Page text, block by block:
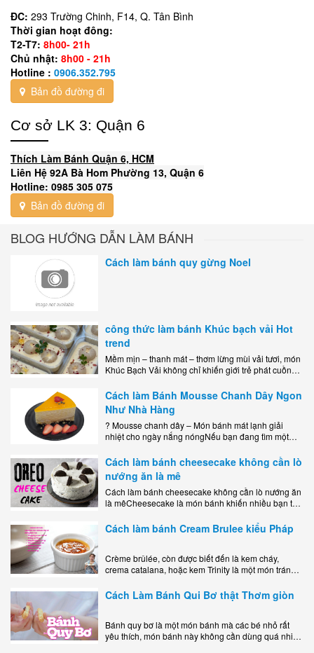
ĐC: 293 Trường Chinh, F14, Q. Tân Bình
Thời gian hoạt đông:
T2-T7: 8h00- 21h
Chủ nhật: 8h00 - 21h
Hotline : 0906.352.795
Bản đồ đường đi
Cơ sở LK 3: Quận 6
Thích Làm Bánh Quận 6, HCM
Liên Hệ 92A Bà Hom Phường 13, Quận 6
Hotline: 0985 305 075
Bản đồ đường đi
BLOG HƯỚNG DẪN LÀM BÁNH
Cách làm bánh quy gừng Noel
công thức làm bánh Khúc bạch vải Hot
trend
Mềm mịn – thanh mát – thơm lừng mùi vải tươi, món
Khúc Bạch Vải không chỉ khiến giới trẻ phát cuồng
Cách làm Bánh Mousse Chanh Dây Ngon
Như Nhà Hàng
? Mousse chanh dây – Món bánh mát lạnh giải
nhiệt cho ngày nắng nóngNếu bạn đang tìm một
dễ..
Cách làm bánh cheesecake không cần lò
nướng ăn là mê
Cách làm bánh cheesecake không cần lò nướng ăn
là mêCheesecake là món bánh khiến nhiều bạn trẻ
kem..
Cách làm bánh Cream Brulee kiểu Pháp
Crème brûlée, còn được biết đến là kem cháy,
crema catalana, hoặc kem Trinity là một món tráng
lớp..
Cách Làm Bánh Qui Bơ thật Thơm giòn
Bánh quy bơ là một món bánh mà các bé nhỏ rất
yêu thích, món bánh này không cần dùng quá nhiều